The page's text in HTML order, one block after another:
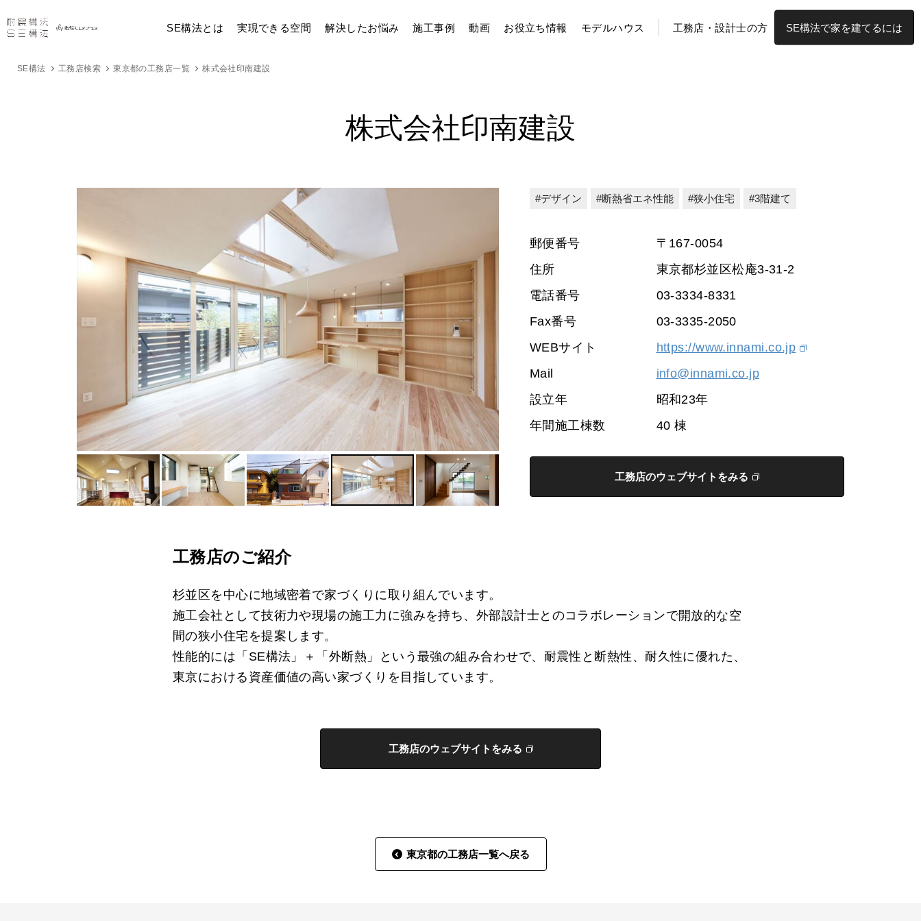
SE構法とは 実現できる空間 解決したお悩み 施工事例 動画 お役立ち情報 モデルハウス 工務店・設計士の方 SE構法で家を建てるには
SE構法 工務店検索 東京都の工務店一覧 株式会社印南建設
株式会社印南建設
デザイン 断熱省エネ性能 狭小住宅 3階建て
郵便番号
〒167-0054
住所
東京都杉並区松庵3-31-2
電話番号
03-3334-8331
Fax番号
03-3335-2050
WEBサイト
https://www.innami.co.jp
Mail
info@innami.co.jp
設立年
昭和23年
年間施工棟数
40 棟
工務店のウェブサイトをみる
工務店のご紹介
杉並区を中心に地域密着で家づくりに取り組んでいます。
施工会社として技術力や現場の施工力に強みを持ち、外部設計士とのコラボレーションで開放的な空
間の狭小住宅を提案します。
性能的には「SE構法」＋「外断熱」という最強の組み合わせで、耐震性と断熱性、耐久性に優れた、
東京における資産価値の高い家づくりを目指しています。
工務店のウェブサイトをみる
東京都の工務店一覧へ戻る